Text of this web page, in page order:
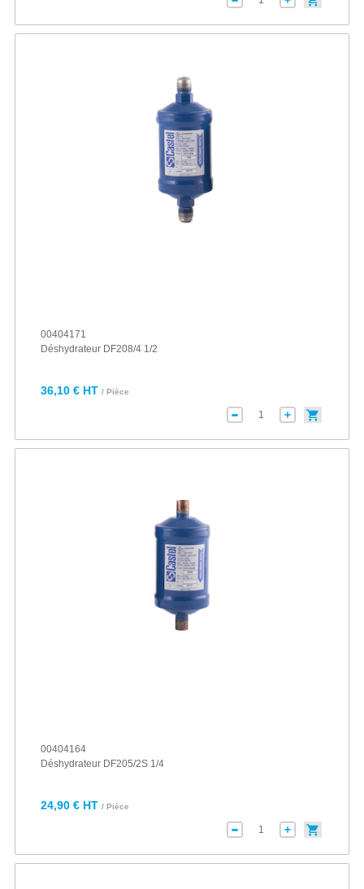
00404171
Déshydrateur DF208/4 1/2
36,10 € HT / Pièce
00404164
Déshydrateur DF205/2S 1/4
24,90 € HT / Pièce